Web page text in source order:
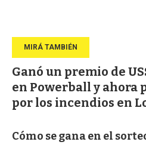
Ganó un premio de
en Powerball y ahora
por los incendios en
Cómo se gana en el